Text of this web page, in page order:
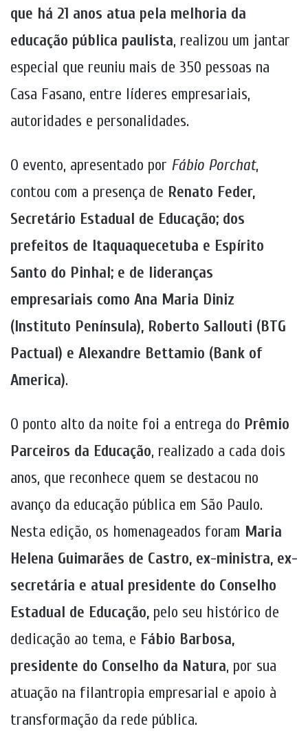
que há 21 anos atua pela melhoria da
educação pública paulista, realizou um jantar
especial que reuniu mais de 350 pessoas na
Casa Fasano, entre líderes empresariais,
autoridades e personalidades.
O evento, apresentado por Fábio Porchat,
contou com a presença de Renato Feder,
Secretário Estadual de Educação; dos
prefeitos de Itaquaquecetuba e Espírito
Santo do Pinhal; e de lideranças
empresariais como Ana Maria Diniz
(Instituto Península), Roberto Sallouti (BTG
Pactual) e Alexandre Bettamio (Bank of
America).
O ponto alto da noite foi a entrega do Prêmio
Parceiros da Educação, realizado a cada dois
anos, que reconhece quem se destacou no
avanço da educação pública em São Paulo.
Nesta edição, os homenageados foram Maria
Helena Guimarães de Castro, ex-ministra, ex-
secretária e atual presidente do Conselho
Estadual de Educação, pelo seu histórico de
dedicação ao tema, e Fábio Barbosa,
presidente do Conselho da Natura, por sua
atuação na filantropia empresarial e apoio à
transformação da rede pública.